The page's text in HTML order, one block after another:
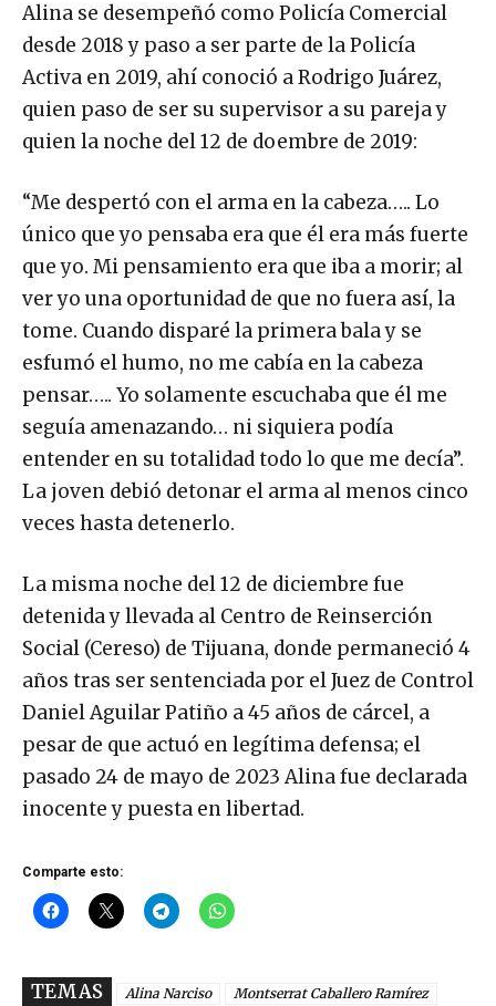
Alina se desempeñó como Policía Comercial
desde 2018 y paso a ser parte de la Policía
Activa en 2019, ahí conoció a Rodrigo Juárez,
quien paso de ser su supervisor a su pareja y
quien la noche del 12 de doembre de 2019:
“Me despertó con el arma en la cabeza….. Lo
único que yo pensaba era que él era más fuerte
que yo. Mi pensamiento era que iba a morir; al
ver yo una oportunidad de que no fuera así, la
tome. Cuando disparé la primera bala y se
esfumó el humo, no me cabía en la cabeza
pensar….. Yo solamente escuchaba que él me
seguía amenazando… ni siquiera podía
entender en su totalidad todo lo que me decía”.
La joven debió detonar el arma al menos cinco
veces hasta detenerlo.
La misma noche del 12 de diciembre fue
detenida y llevada al Centro de Reinserción
Social (Cereso) de Tijuana, donde permaneció 4
años tras ser sentenciada por el Juez de Control
Daniel Aguilar Patiño a 45 años de cárcel, a
pesar de que actuó en legítima defensa; el
pasado 24 de mayo de 2023 Alina fue declarada
inocente y puesta en libertad.
Comparte esto:
TEMAS Alina Narciso
Montserrat Caballero Ramírez